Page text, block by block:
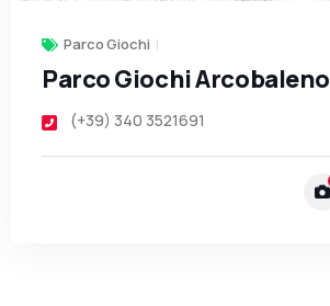
Parco Giochi
Parco Giochi Arcobaleno
(+39) 340 3521691